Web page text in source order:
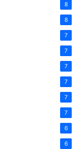
8
8
7
7
7
7
7
7
6
6